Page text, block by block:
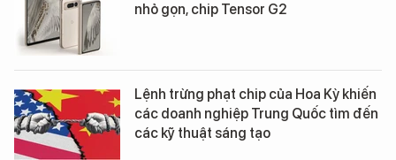
nhỏ gọn, chip Tensor G2
Lệnh trừng phạt chip của Hoa Kỳ khiến
các doanh nghiệp Trung Quốc tìm đến
các kỹ thuật sáng tạo